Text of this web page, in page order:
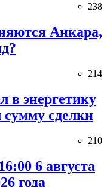
238
Анкара,
214
в энергетику
сделки
210
6 августа
года